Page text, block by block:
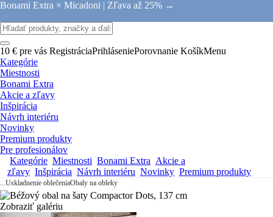
Bonami Extra × Micadoni | Zľava až 25% →
10 € pre vás RegistráciaPrihláseniePorovnanie KošíkMenu
Kategórie
Miestnosti
Bonami Extra
Akcie a zľavy
Inšpirácia
Návrh interiéru
Novinky
Premium produkty
Pre profesionálov
Kategórie Miestnosti Bonami Extra Akcie a
zľavy Inšpirácia Návrh interiéru Novinky Premium produkty
...Uskladnenie oblečeniaObaly na obleky
Zobraziť galériu